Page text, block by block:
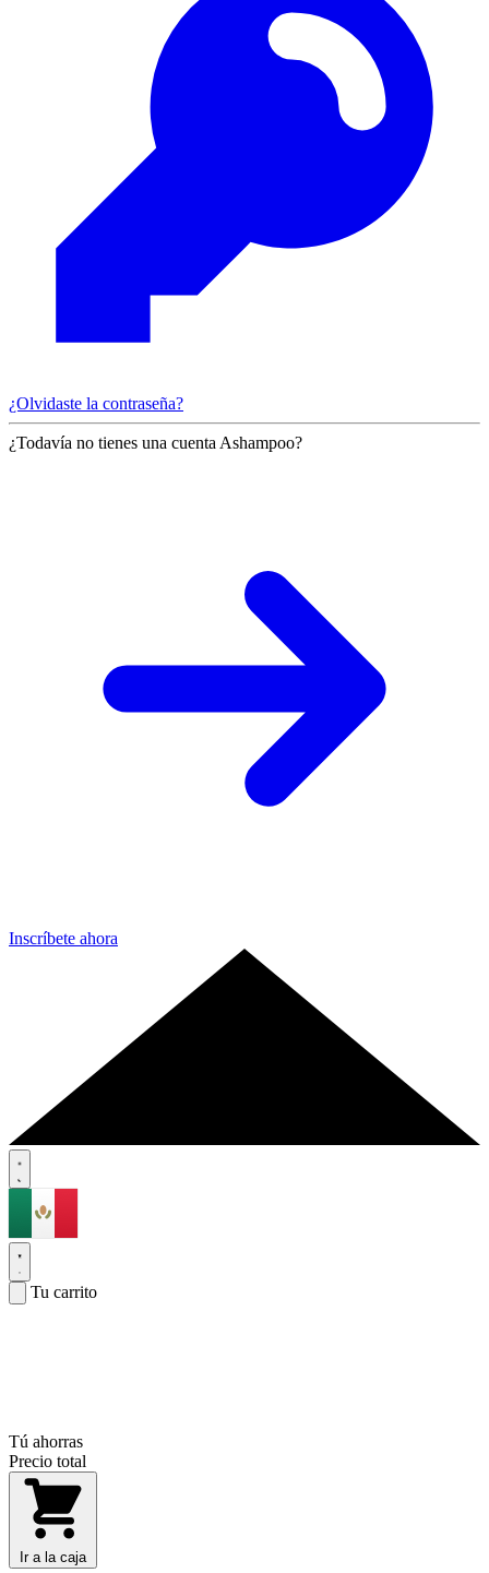
¿Olvidaste la contraseña?
¿Todavía no tienes una cuenta Ashampoo?
Inscríbete ahora
Tu carrito
Tú ahorras
Precio total
Ir a la caja